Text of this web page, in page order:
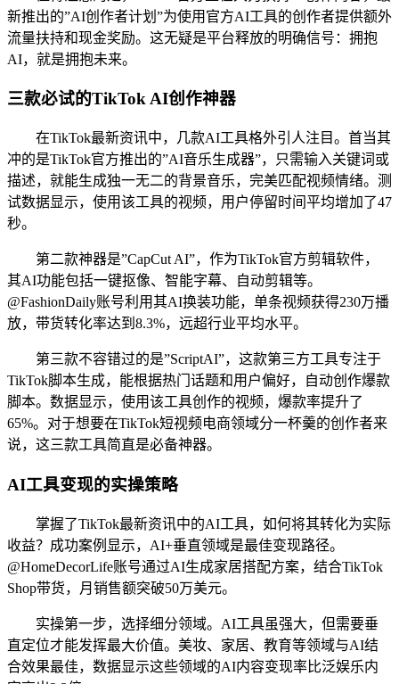
新推出的”AI创作者计划”为使用官方AI工具的创作者提供额外
流量扶持和现金奖励。这无疑是平台释放的明确信号：拥抱
AI，就是拥抱未来。
三款必试的TikTok AI创作神器
在TikTok最新资讯中，几款AI工具格外引人注目。首当其
冲的是TikTok官方推出的”AI音乐生成器”，只需输入关键词或
描述，就能生成独一无二的背景音乐，完美匹配视频情绪。测
试数据显示，使用该工具的视频，用户停留时间平均增加了47
秒。
第二款神器是”CapCut AI”，作为TikTok官方剪辑软件，
其AI功能包括一键抠像、智能字幕、自动剪辑等。
@FashionDaily账号利用其AI换装功能，单条视频获得230万播
放，带货转化率达到8.3%，远超行业平均水平。
第三款不容错过的是”ScriptAI”，这款第三方工具专注于
TikTok脚本生成，能根据热门话题和用户偏好，自动创作爆款
脚本。数据显示，使用该工具创作的视频，爆款率提升了
65%。对于想要在TikTok短视频电商领域分一杯羹的创作者来
说，这三款工具简直是必备神器。
AI工具变现的实操策略
掌握了TikTok最新资讯中的AI工具，如何将其转化为实际
收益？成功案例显示，AI+垂直领域是最佳变现路径。
@HomeDecorLife账号通过AI生成家居搭配方案，结合TikTok
Shop带货，月销售额突破50万美元。
实操第一步，选择细分领域。AI工具虽强大，但需要垂
直定位才能发挥最大价值。美妆、家居、教育等领域与AI结
合效果最佳，数据显示这些领域的AI内容变现率比泛娱乐内